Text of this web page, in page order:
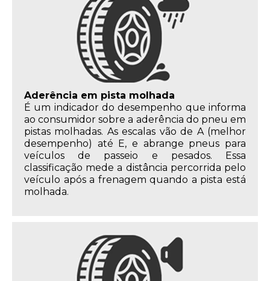
Aderência em pista molhada
É um indicador do desempenho que informa
ao consumidor sobre a aderência do pneu em
pistas molhadas. As escalas vão de A (melhor
desempenho) até E, e abrange pneus para
veículos de passeio e pesados. Essa
classificação mede a distância percorrida pelo
veículo após a frenagem quando a pista está
molhada.